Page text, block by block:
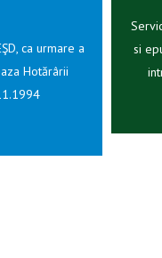
ca urmare a
Hotărârii
si